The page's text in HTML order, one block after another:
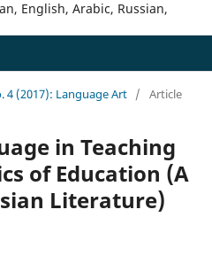
English, Arabic, Russian,
4 (2017): Language Art / Article
in Teaching
of Education (A
Literature)